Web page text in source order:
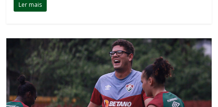
Ler mais